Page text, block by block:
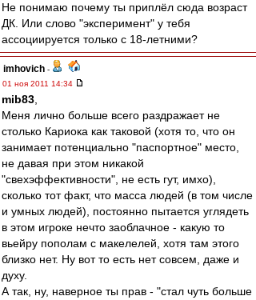
Не понимаю почему ты приплёл сюда возраст
ДК. Или слово "эксперимент" у тебя
ассоциируется только с 18-летними?
imhovich -
01 ноя 2011 14:34
mib83
Меня лично больше всего раздражает не
столько Кариока как таковой (хотя то, что он
занимает потенциально "паспортное" место,
не давая при этом никакой
"свехэффективности", не есть гут, имхо),
сколько тот факт, что масса людей (в том числе
и умных людей), постоянно пытается углядеть
в этом игроке нечто заоблачное - какую то
вьейру пополам с макелелей, хотя там этого
близко нет. Ну вот то есть нет совсем, даже и
духу.
А так, ну, наверное ты прав - "стал чуть больше